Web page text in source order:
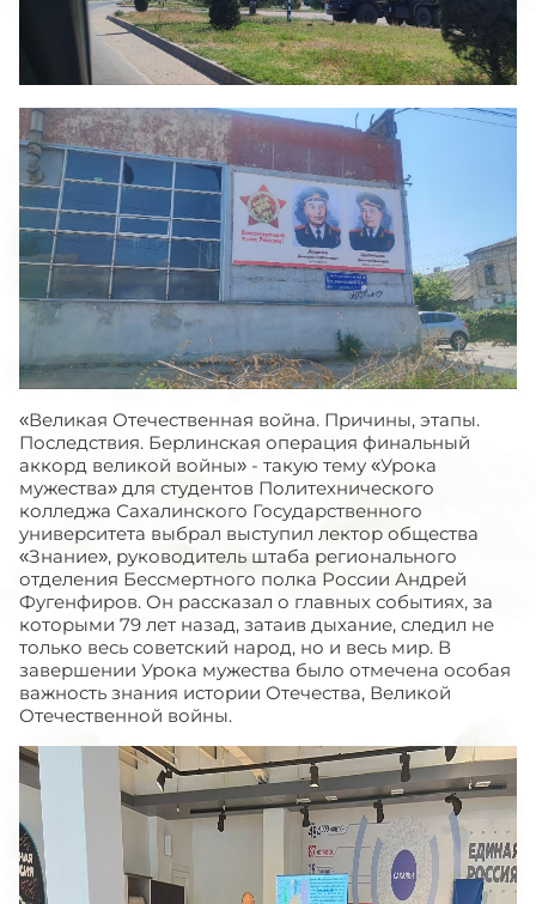
«Великая Отечественная война. Причины, этапы.
Последствия. Берлинская операция финальный
аккорд великой войны» - такую тему «Урока
мужества» для студентов Политехнического
колледжа Сахалинского Государственного
университета выбрал выступил лектор общества
«Знание», руководитель штаба регионального
отделения Бессмертного полка России Андрей
Фугенфиров. Он рассказал о главных событиях, за
которыми 79 лет назад, затаив дыхание, следил не
только весь советский народ, но и весь мир. В
завершении Урока мужества было отмечена особая
важность знания истории Отечества, Великой
Отечественной войны.